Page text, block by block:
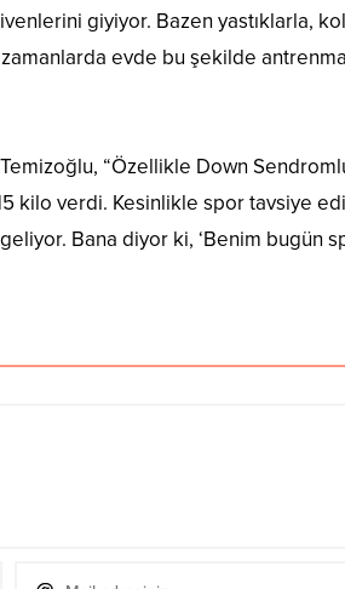
giyiyor. Bazen yastıklarla,
evde bu şekilde
“Özellikle Down
verdi. Kesinlikle spor tavsiye
Bana diyor ki, ‘Benim bugün